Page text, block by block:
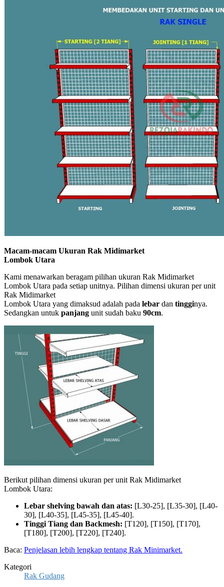
Macam-macam Ukuran Rak Midimarket
Lombok Utara
Kami menawarkan beragam pilihan ukuran Rak Midimarket
Lombok Utara pada setiap unitnya. Pilihan dimensi ukuran per unit
Rak Midimarket
Lombok Utara yang dimaksud adalah pada lebar dan tingginya.
Sedangkan untuk panjang unit sudah baku 90cm.
Berikut pilihan dimensi ukuran per unit Rak Midimarket
Lombok Utara:
Lebar shelving bawah dan atas: [L30-25], [L35-30], [L40-
30], [L40-35], [L45-35], [L45-40].
Tinggi Tiang dan Backmesh: [T120], [T150], [T170],
[T180], [T200], [T220], [T240].
Baca: Penjelasan lebih lengkap tentang Rak Minimarket.
Kategori
Rak Gudang